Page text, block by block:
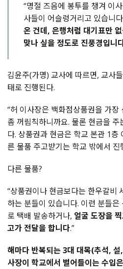
“명절 즈음에 봉투를 챙겨 이
사들이 어슬렁거리고 있습니
온 건데, 은행처럼 대기표만
맞나 싶을 정도로 진풍경입니
김윤주(가명) 교사에 따르면, 교사
태로 진행된다.
“허 이사장은 백화점상품권을 가장
좀 꺼림칙하니까요. 물론 현금을 주
다. 상품권과 현금은 학교 본관 1층
른 물품 주고받기는 학교 밖에서 진
다른 물품?
“상품권이나 현금보다는 한우갈비
하는 분들이 있습니다. 이런 분들은
로 택배 발송하거나, 얼굴 도장을
고가 전달을 합니다.”
해마다 반복되는 3대 대목(추석, 설,
사장이 학교에서 벌어들이는 수입은